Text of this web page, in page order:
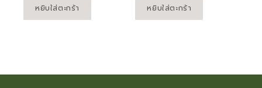
หยิบใส่ตะกร้า หยิบใส่ตะกร้า